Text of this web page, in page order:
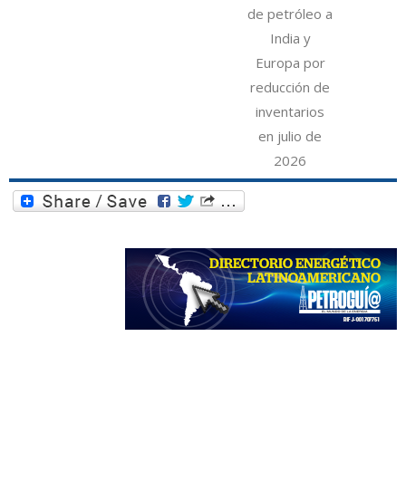
de petróleo a
India y
Europa por
reducción de
inventarios
en julio de
2026